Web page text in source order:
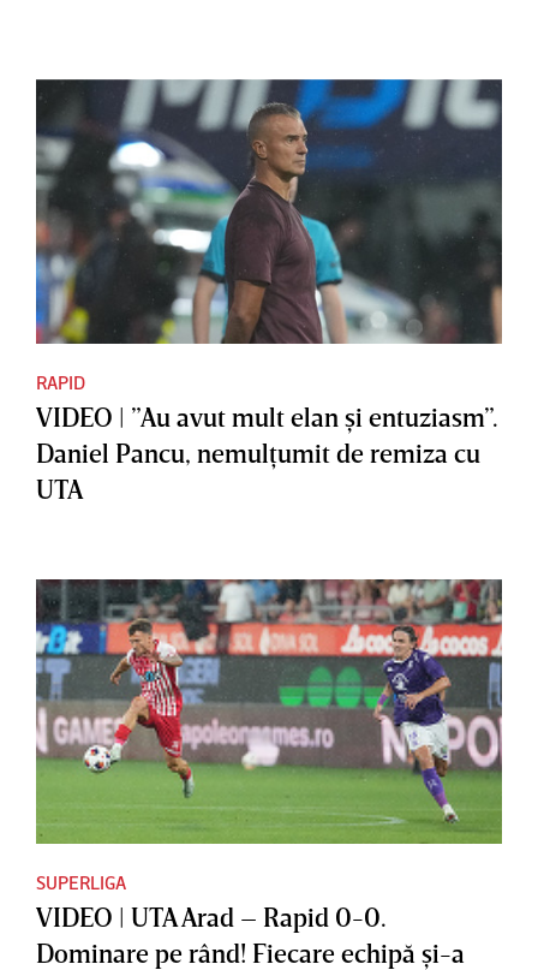
RAPID
VIDEO | ”Au avut mult elan şi entuziasm”.
Daniel Pancu, nemulţumit de remiza cu
UTA
SUPERLIGA
VIDEO | UTA Arad – Rapid 0-0.
Dominare pe rând! Fiecare echipă şi-a